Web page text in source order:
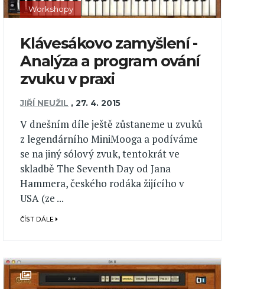
Workshopy
Klávesákovo zamyšlení -
Analýza a program ování
zvuku v praxi
JIŘÍ NEUŽIL ,27. 4. 2015
V dnešním díle ještě zůstaneme u zvuků
z legendárního MiniMooga a podíváme
se na jiný sólový zvuk, tentokrát ve
skladbě The Seventh Day od Jana
Hammera, českého rodáka žijícího v
USA (ze ...
ČÍST DÁLE